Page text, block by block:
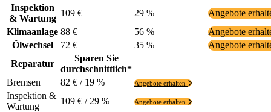
Inspektion
& Wartung
109 € 29 %
Angebote
Klimaanlage 88 € 56 %
Angebote
Ölwechsel
72 € 35 %
Angebote
Reparatur
Sparen Sie
durchschnittlich*
Bremsen
82 € / 19 % Angebote erhalten
Inspektion &
Wartung
109 € / 29 % Angebote erhalten